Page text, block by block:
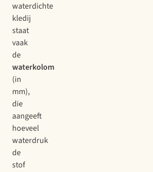
waterdichte
kledij
staat
vaak
de
waterkolom
(in
mm),
die
aangeeft
hoeveel
waterdruk
de
stof